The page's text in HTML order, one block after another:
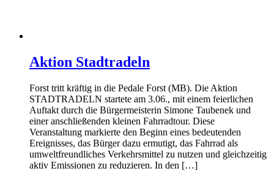
Aktion Stadtradeln
Forst tritt kräftig in die Pedale Forst (MB). Die Aktion
STADTRADELN startete am 3.06., mit einem feierlichen
Auftakt durch die Bürgermeisterin Simone Taubenek und
einer anschließenden kleinen Fahrradtour. Diese
Veranstaltung markierte den Beginn eines bedeutenden
Ereignisses, das Bürger dazu ermutigt, das Fahrrad als
umweltfreundliches Verkehrsmittel zu nutzen und gleichzeitig
aktiv Emissionen zu reduzieren. In den […]